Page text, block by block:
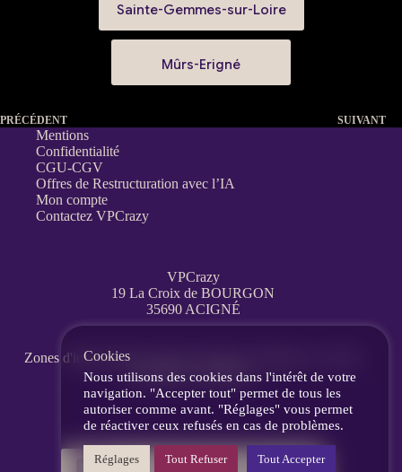
Sainte-Gemmes-sur-Loire
Mûrs-Erigné
PRÉCÉDENT SUIVANT
Mentions
Confidentialité
CGU-CGV
Offres de Restructuration avec l’IA
Mon compte
Contactez VPCrazy
VPCrazy
19 La Croix de BOURGON
35690 ACIGNÉ
Zones d'interventions partout en France
messagerie, téléphone.
Cookies
Nous utilisons des cookies dans l'intérêt de votre
navigation. "Accepter tout" permet de tous les
autoriser comme avant. "Réglages" vous permet
de réactiver ceux refusés en cas de problèmes.
Réglages Tout Refuser Tout Accepter